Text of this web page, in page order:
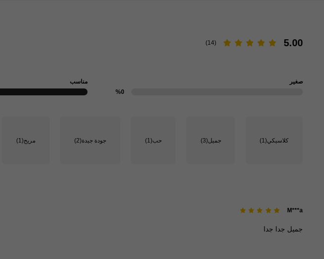
5.00
(14)
صغير
%0
مناسب
كلاسيكي(1) جميل(3) حب(1) جودة جيدة(2) مريح(1)
M***a
جميل جدا جدا